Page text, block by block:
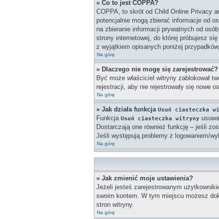
» Co to jest COPPA?
COPPA, to skrót od Child Online Privacy
potencjalnie mogą zbierać informacje od
na zbieranie informacji prywatnych od
strony internetowej, do której próbujesz
z wyjątkiem opisanych poniżej
Na górę
» Dlaczego nie mogę się zarejestrować?
Być może właściciel witryny zablokował
rejestracji, aby nie rejestrowały się nowe
Na górę
» Jak działa funkcja Usuń ciasteczka
Funkcja Usuń ciasteczka witryny
Dostarczają one również funkcję – jeśli
Jeśli występują problemy z logowaniem/
Na górę
» Jak zmienić moje ustawienia?
Jeżeli jesteś zarejestrowanym
swoim kontem. W tym miejscu możesz
stron witryny.
Na górę